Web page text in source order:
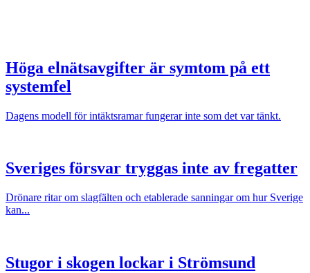
Höga elnätsavgifter är symtom på ett
systemfel
Dagens modell för intäktsramar fungerar inte som det var tänkt.
Sveriges försvar tryggas inte av fregatter
Drönare ritar om slagfälten och etablerade sanningar om hur Sverige
kan...
Stugor i skogen lockar i Strömsund